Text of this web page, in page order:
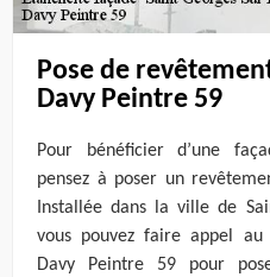
Pose de
Davy Peintre 59
Pour bénéficier d’une
pensez à poser un
Installée dans la ville de
vous pouvez faire appel
Davy Peintre 59 pour